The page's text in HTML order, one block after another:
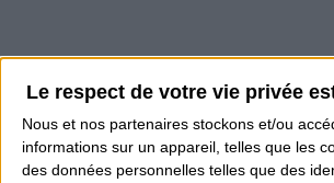
Le respect de votre vie privée
Nous et nos partenaires stockons et/ou
informations sur un appareil, telles que les
des données personnelles telles que des